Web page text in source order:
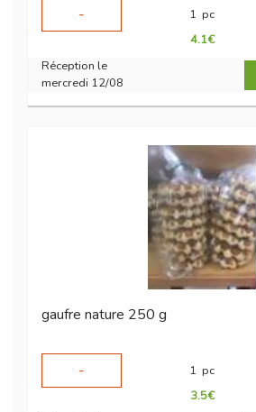
-
1 pc
4.1€
Réception le
mercredi 12/08
gaufre nature 250 g
-
1 pc
3.5€